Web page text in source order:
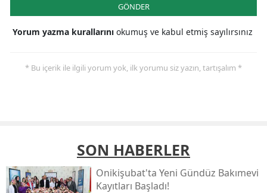
GÖNDER
Yorum yazma kurallarını okumuş ve kabul etmiş sayılırsınız
* Bu içerik ile ilgili yorum yok, ilk yorumu siz yazın, tartışalım *
SON HABERLER
Onikişubat'ta Yeni Gündüz Bakımevi
Kayıtları Başladı!